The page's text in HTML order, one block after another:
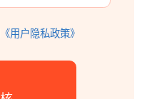
《用户隐私政策》